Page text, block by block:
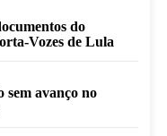
do
Vozes de Lula
sem avanço no